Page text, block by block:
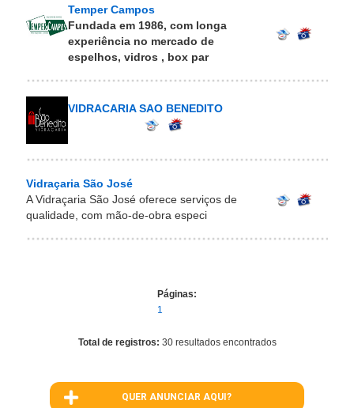
Temper Campos
Fundada em 1986, com longa
experiência no mercado de
espelhos, vidros , box par
VIDRACARIA SAO BENEDITO
Vidraçaria São José
A Vidraçaria São José oferece serviços de
qualidade, com mão-de-obra especi
Páginas:
1
Total de registros: 30 resultados encontrados
QUER ANUNCIAR AQUI?